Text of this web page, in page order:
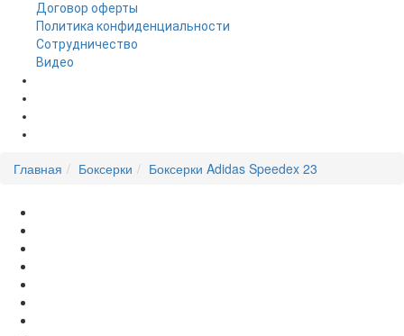
Договор оферты
Политика конфиденциальности
Сотрудничество
Видео
Главная Боксерки Боксерки Adidas Speedex 23